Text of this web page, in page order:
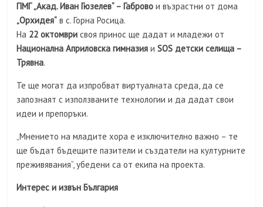
ПМГ „Акад. Иван Гюзелев“ – Габрово и възрастни от дома
„Орхидея“ в с. Горна Росица.
На 22 октомври своя принос ще дадат и младежи от
Национална Априловска гимназия иSOS детски селища –
Трявна.
Те ще могат да изпробват виртуалната среда, да се
запознаят с използваните технологии и да дадат свои
идеи и препоръки.
„Мнението на младите хора е изключително важно – те
ще бъдат бъдещите пазители и създатели на културните
преживявания“, убедени са от екипа на проекта.
Интерес и извън България